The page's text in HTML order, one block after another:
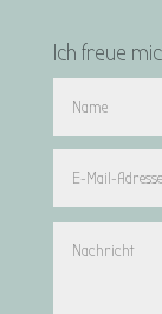
Ich freue